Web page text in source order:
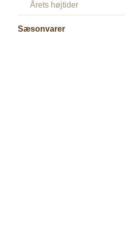
Årets højtider
Sæsonvarer